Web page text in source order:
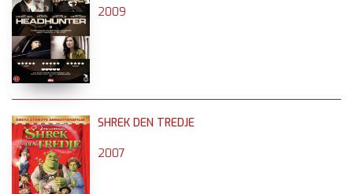
2009
SHREK DEN TREDJE
2007